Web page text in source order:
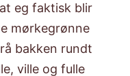
eg faktisk blir
mørkegrønne
bakken rundt
ville og fulle